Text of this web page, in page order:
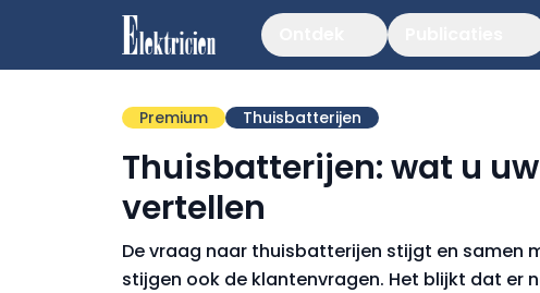
Premium Thuisbatterijen
Thuisbatterijen: wat u
vertellen
De vraag naar thuisbatterijen stijgt en samen
stijgen ook de klantenvragen. Het blijkt dat er